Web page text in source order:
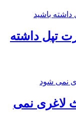
تپل داشته
لاغری نمی